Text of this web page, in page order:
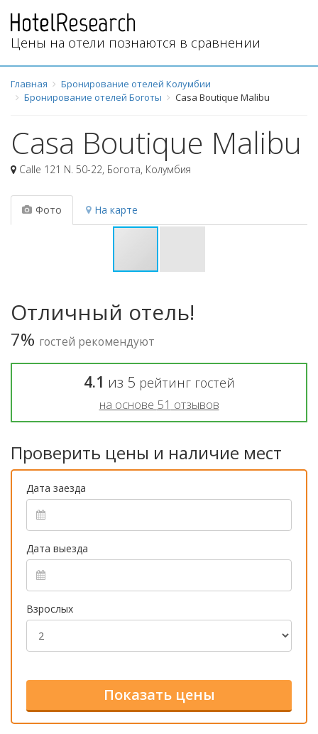
Цены на отели познаются в сравнении
Главная
Бронирование отелей Колумбии
Бронирование отелей Боготы
Casa Boutique Malibu
Casa Boutique Malibu
Calle 121 N. 50-22, Богота, Колумбия
Фото На карте
Отличный отель!
7% гостей рекомендуют
4.1 из 5 рейтинг гостей
на основе 51 отзывов
Проверить цены и наличие мест
Дата заезда
Дата выезда
Взрослых